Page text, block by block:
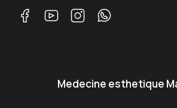
Medecine esthetique